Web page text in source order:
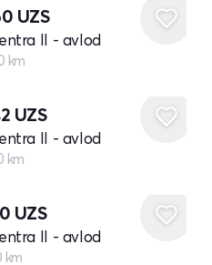
UZS
II - avlod
km
UZS
II - avlod
km
UZS
II - avlod
km